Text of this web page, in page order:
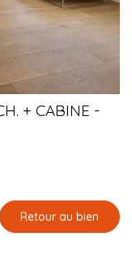
+ CABINE -
Retour au bien